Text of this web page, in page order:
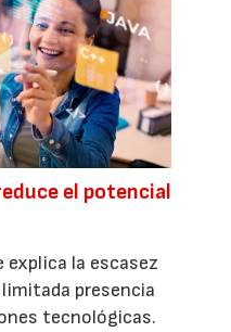
el potencial
la escasez
presencia
tecnológicas.